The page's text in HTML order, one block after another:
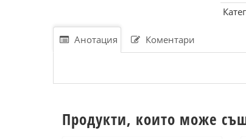
Анотация Коментари
Продукти, които може